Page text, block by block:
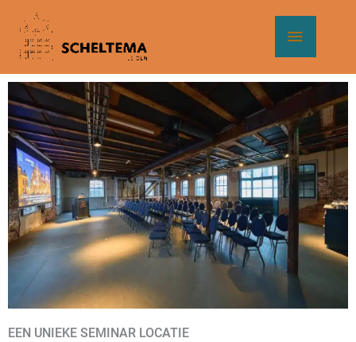
naar
EEN UNIEKE SEMINAR LOCATIE